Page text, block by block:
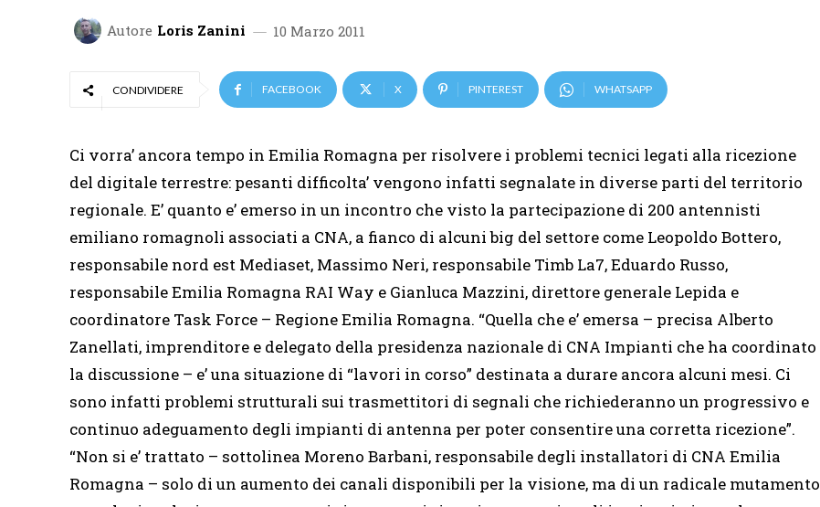
Autore Loris Zanini 10 Marzo 2011
CONDIVIDERE FACEBOOK X PINTEREST WHATSAPP
Ci vorra’ ancora tempo in Emilia Romagna per risolvere i problemi tecnici legati alla ricezione
del digitale terrestre: pesanti difficolta’ vengono infatti segnalate in diverse parti del territorio
regionale. E’ quanto e’ emerso in un incontro che visto la partecipazione di 200 antennisti
emiliano romagnoli associati a CNA, a fianco di alcuni big del settore come Leopoldo Bottero,
responsabile nord est Mediaset, Massimo Neri, responsabile Timb La7, Eduardo Russo,
responsabile Emilia Romagna RAI Way e Gianluca Mazzini, direttore generale Lepida e
coordinatore Task Force – Regione Emilia Romagna. “Quella che e’ emersa – precisa Alberto
Zanellati, imprenditore e delegato della presidenza nazionale di CNA Impianti che ha coordinato
la discussione – e’ una situazione di “lavori in corso” destinata a durare ancora alcuni mesi. Ci
sono infatti problemi strutturali sui trasmettitori di segnali che richiederanno un progressivo e
continuo adeguamento degli impianti di antenna per poter consentire una corretta ricezione”.
“Non si e’ trattato – sottolinea Moreno Barbani, responsabile degli installatori di CNA Emilia
Romagna – solo di un aumento dei canali disponibili per la visione, ma di un radicale mutamento